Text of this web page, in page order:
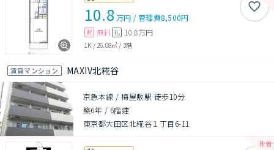
10.8万円 /管理費8,500円
敷 無料 礼 10.8万円
1K /26.08㎡ / 3階
賃貸マンション MAXIV北糀谷
京急本線 / 梅屋敷駅 徒歩10分
築6年 / 6階建
東京都大田区北糀谷１丁目6-11